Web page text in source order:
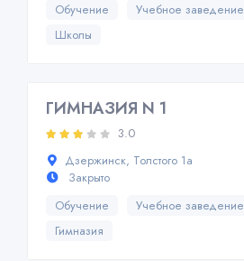
Обучение
Учебное заведение
Школы
ГИМНАЗИЯ N 1
3.0
Дзержинск, Толстого 1а
Закрыто
Обучение
Учебное заведение
Гимназия